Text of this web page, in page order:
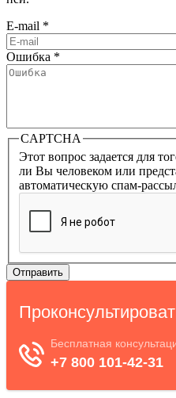
E-mail *
Ошибка *
CAPTCHA
Этот вопрос задается для
ли Вы человеком или
автоматическую спам-